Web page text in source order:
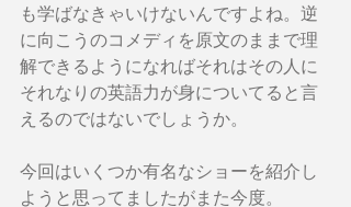
も学ばなきゃいけないんですよね。逆
に向こうのコメディを原文のままで理
解できるようになればそれはその人に
それなりの英語力が身についてると言
えるのではないでしょうか。
今回はいくつか有名なショーを紹介し
ようと思ってましたがまた今度。